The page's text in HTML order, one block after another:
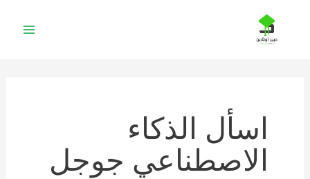
اسأل الذكاء
الاصطناعي جوجل